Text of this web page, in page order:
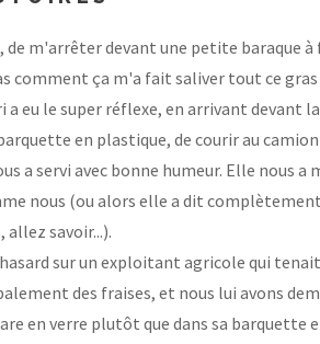
de m'arrêter devant une petite baraque
comment ça m'a fait saliver tout ce gras
a eu le super réflexe, en arrivant devant
en plastique, de courir au
a servi avec bonne humeur. Elle nous
nous (ou alors elle a dit
savoir...).
sur un exploitant agricole qui
des fraises, et nous lui avons
en verre plutôt que dans sa barquette